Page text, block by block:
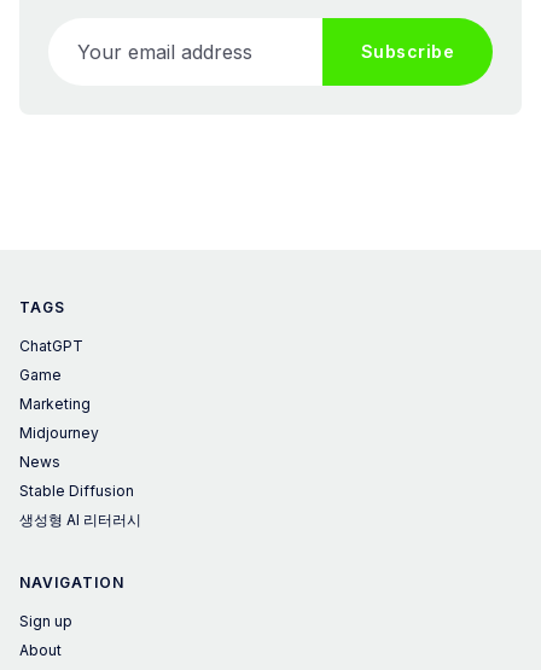
Subscribe
TAGS
ChatGPT
Game
Marketing
Midjourney
News
Stable Diffusion
생성형 AI 리터러시
NAVIGATION
Sign up
About